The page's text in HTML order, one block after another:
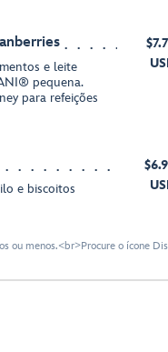
e leite
pequena.
para refeições
e biscoitos
ou menos.<br>Procure o ícone